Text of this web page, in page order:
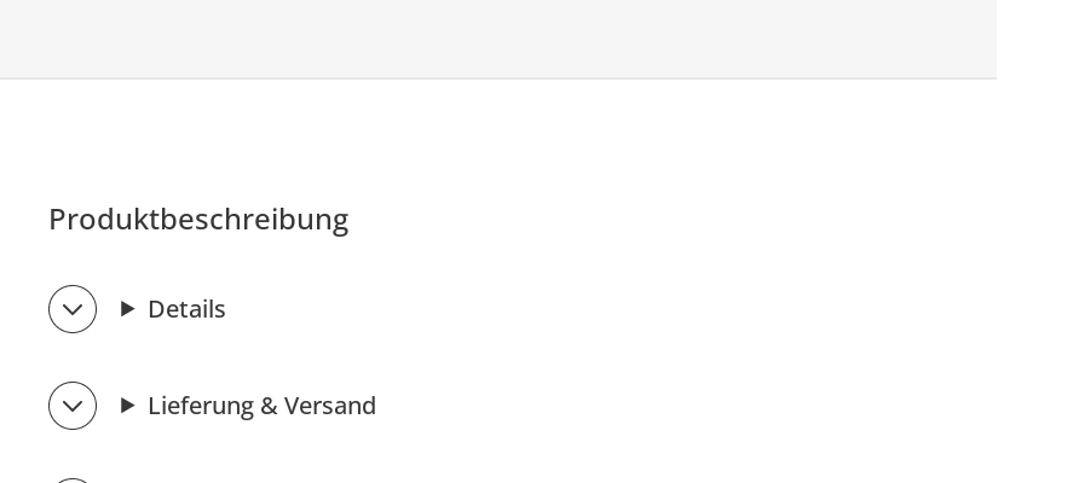
Produktbeschreibung
Details
Lieferung & Versand